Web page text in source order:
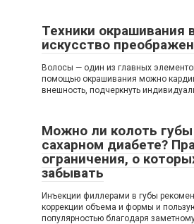
Техники окрашивания
искусство
Волосы — один из главных
помощью окрашивания можно
внешность, подчеркнуть
Можно ли колоть губы
сахарном диабете?
ограничения, о
забывать
Инъекции филлерами в губы
коррекции объема и формы и
популярностью благодаря